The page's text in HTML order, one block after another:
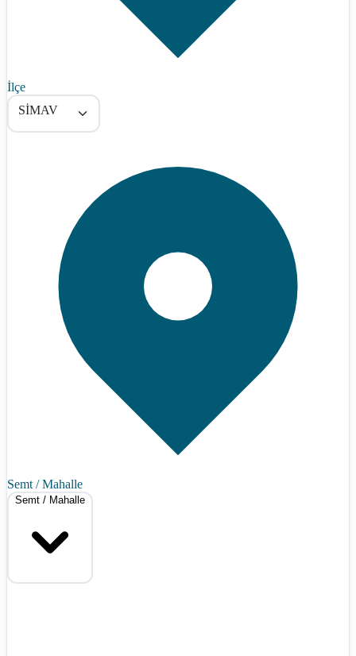
İlçe
SİMAV
Semt / Mahalle
Semt / Mahalle